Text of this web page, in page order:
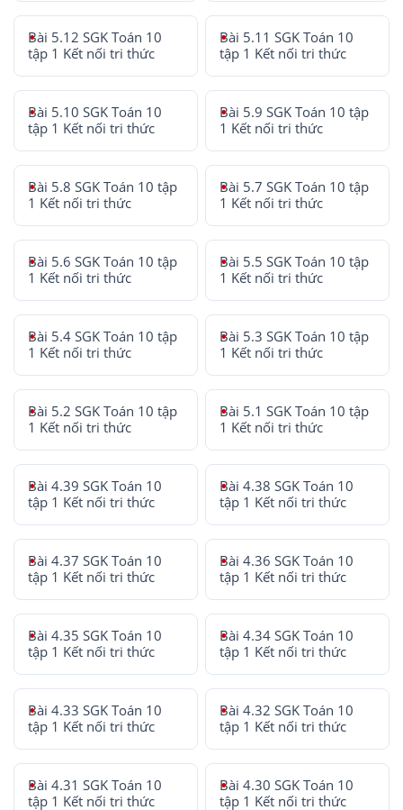
Bài 5.12 SGK Toán 10
tập 1 Kết nối tri thức
Bài 5.11 SGK Toán 10
tập 1 Kết nối tri thức
Bài 5.10 SGK Toán 10
tập 1 Kết nối tri thức
Bài 5.9 SGK Toán 10 tập
1 Kết nối tri thức
Bài 5.8 SGK Toán 10 tập
1 Kết nối tri thức
Bài 5.7 SGK Toán 10 tập
1 Kết nối tri thức
Bài 5.6 SGK Toán 10 tập
1 Kết nối tri thức
Bài 5.5 SGK Toán 10 tập
1 Kết nối tri thức
Bài 5.4 SGK Toán 10 tập
1 Kết nối tri thức
Bài 5.3 SGK Toán 10 tập
1 Kết nối tri thức
Bài 5.2 SGK Toán 10 tập
1 Kết nối tri thức
Bài 5.1 SGK Toán 10 tập
1 Kết nối tri thức
Bài 4.39 SGK Toán 10
tập 1 Kết nối tri thức
Bài 4.38 SGK Toán 10
tập 1 Kết nối tri thức
Bài 4.37 SGK Toán 10
tập 1 Kết nối tri thức
Bài 4.36 SGK Toán 10
tập 1 Kết nối tri thức
Bài 4.35 SGK Toán 10
tập 1 Kết nối tri thức
Bài 4.34 SGK Toán 10
tập 1 Kết nối tri thức
Bài 4.33 SGK Toán 10
tập 1 Kết nối tri thức
Bài 4.32 SGK Toán 10
tập 1 Kết nối tri thức
Bài 4.31 SGK Toán 10
tập 1 Kết nối tri thức
Bài 4.30 SGK Toán 10
tập 1 Kết nối tri thức